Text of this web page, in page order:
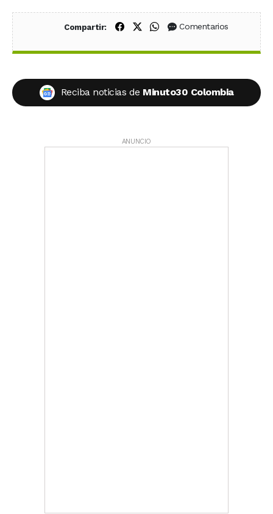
Compartir: Compartir en Facebook
Compartir en X (Twitter)
Compartir en WhatsApp
Comentarios
Reciba noticias de Minuto30 Colombia
ANUNCIO